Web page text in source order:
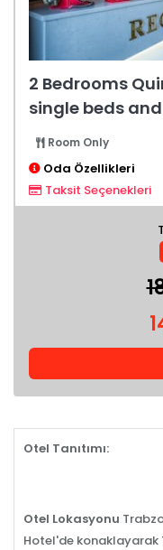
2 Bedrooms
single beds
Room Only
Oda Özellikleri
Taksit Seçenekleri
Otel Tanıtımı:
Otel Lokasyonu
Hotel'de konaklayarak